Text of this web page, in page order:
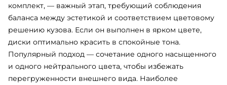
комплект, — важный этап, требующий соблюдения
баланса между эстетикой и соответствием цветовому
решению кузова. Если он выполнен в ярком цвете,
диски оптимально красить в спокойные тона.
Популярный подход — сочетание одного насыщенного
и одного нейтрального цвета, чтобы избежать
перегруженности внешнего вида. Наиболее